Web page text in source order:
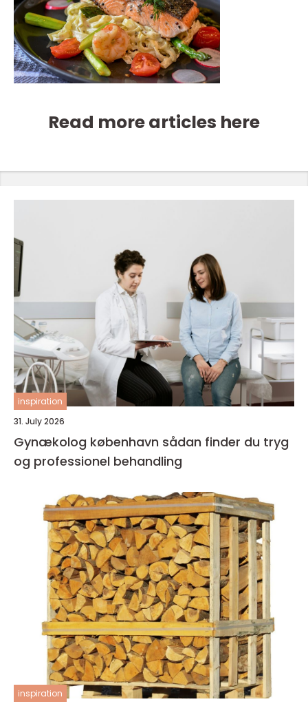
Read more articles here
inspiration
31. July 2026
Gynækolog københavn sådan finder du tryg
og professionel behandling
inspiration